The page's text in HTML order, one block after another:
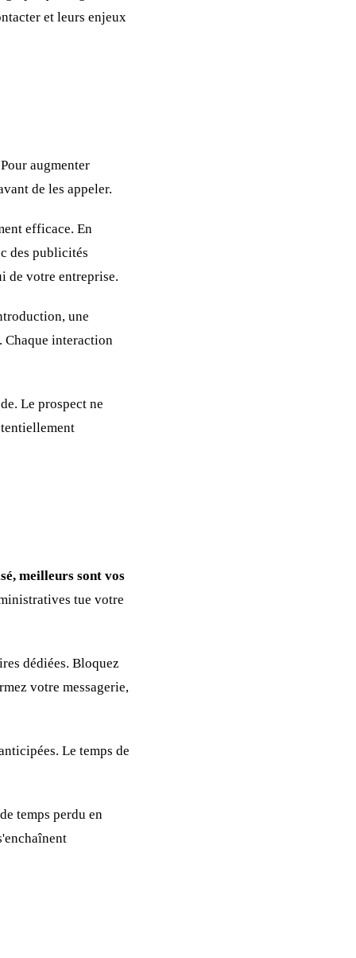
et leurs enjeux
augmenter
de les appeler.
efficace. En
des publicités
de votre entreprise.
une
Chaque interaction
Le prospect ne
meilleurs sont vos
tue votre
dédiées. Bloquez
votre messagerie,
Le temps de
temps perdu en